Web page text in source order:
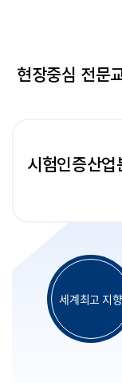
현장중심 전문
시험인증산업
세계최고 지향